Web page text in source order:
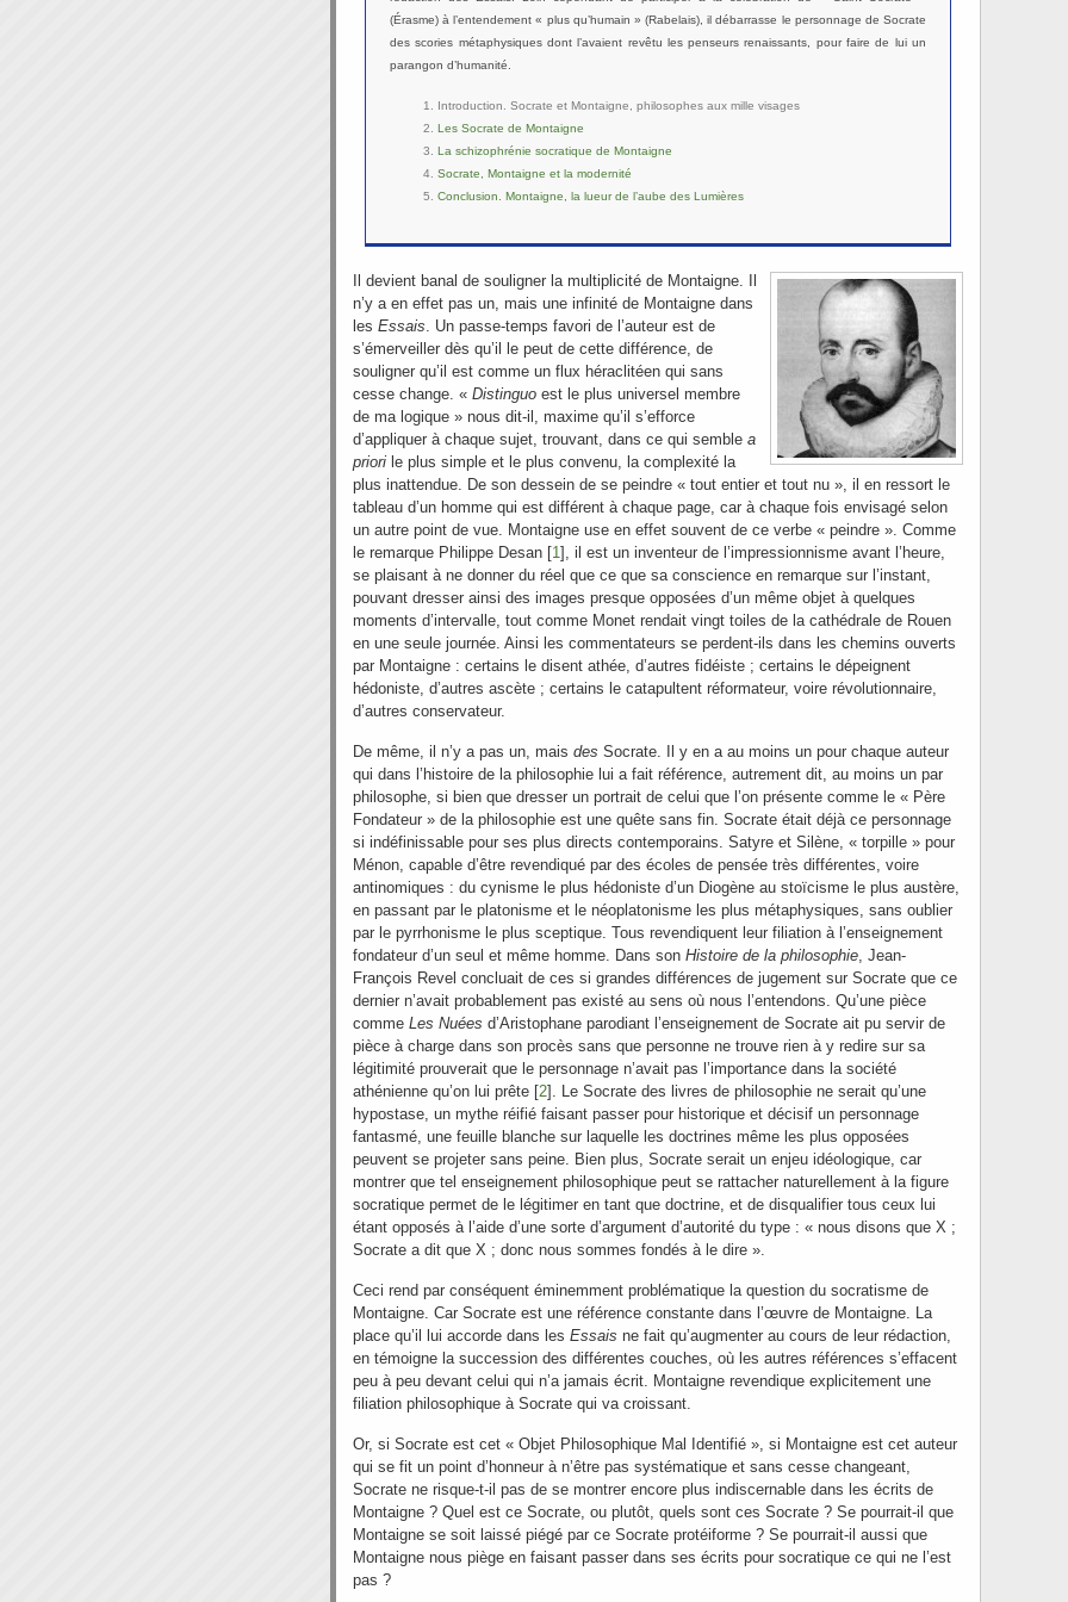
(Érasme) à l’entendement « plus qu’humain » (Rabelais), il débarrasse le personnage de Socrate
des scories métaphysiques dont l’avaient revêtu les penseurs renaissants, pour faire de lui un
parangon d’humanité.
Introduction. Socrate et Montaigne, philosophes aux mille visages
Les Socrate de Montaigne
La schizophrénie socratique de Montaigne
Socrate, Montaigne et la modernité
Conclusion. Montaigne, la lueur de l’aube des Lumières
Il devient banal de souligner la multiplicité de Montaigne. Il
n’y a en effet pas un, mais une infinité de Montaigne dans
les Essais. Un passe-temps favori de l’auteur est de
s’émerveiller dès qu’il le peut de cette différence, de
souligner qu’il est comme un flux héraclitéen qui sans
cesse change. « Distinguo est le plus universel membre
de ma logique » nous dit-il, maxime qu’il s’efforce
d’appliquer à chaque sujet, trouvant, dans ce qui semble a
priori le plus simple et le plus convenu, la complexité la
plus inattendue. De son dessein de se peindre « tout entier et tout nu », il en ressort le
tableau d’un homme qui est différent à chaque page, car à chaque fois envisagé selon
un autre point de vue. Montaigne use en effet souvent de ce verbe « peindre ». Comme
le remarque Philippe Desan [1], il est un inventeur de l’impressionnisme avant l’heure,
se plaisant à ne donner du réel que ce que sa conscience en remarque sur l’instant,
pouvant dresser ainsi des images presque opposées d’un même objet à quelques
moments d’intervalle, tout comme Monet rendait vingt toiles de la cathédrale de Rouen
en une seule journée. Ainsi les commentateurs se perdent-ils dans les chemins ouverts
par Montaigne : certains le disent athée, d’autres fidéiste ; certains le dépeignent
hédoniste, d’autres ascète ; certains le catapultent réformateur, voire révolutionnaire,
d’autres conservateur.
De même, il n’y a pas un, mais des Socrate. Il y en a au moins un pour chaque auteur
qui dans l’histoire de la philosophie lui a fait référence, autrement dit, au moins un par
philosophe, si bien que dresser un portrait de celui que l’on présente comme le « Père
Fondateur » de la philosophie est une quête sans fin. Socrate était déjà ce personnage
si indéfinissable pour ses plus directs contemporains. Satyre et Silène, « torpille » pour
Ménon, capable d’être revendiqué par des écoles de pensée très différentes, voire
antinomiques : du cynisme le plus hédoniste d’un Diogène au stoïcisme le plus austère,
en passant par le platonisme et le néoplatonisme les plus métaphysiques, sans oublier
par le pyrrhonisme le plus sceptique. Tous revendiquent leur filiation à l’enseignement
fondateur d’un seul et même homme. Dans son Histoire de la philosophie, Jean-
François Revel concluait de ces si grandes différences de jugement sur Socrate que ce
dernier n’avait probablement pas existé au sens où nous l’entendons. Qu’une pièce
comme Les Nuées d’Aristophane parodiant l’enseignement de Socrate ait pu servir de
pièce à charge dans son procès sans que personne ne trouve rien à y redire sur sa
légitimité prouverait que le personnage n’avait pas l’importance dans la société
athénienne qu’on lui prête [2]. Le Socrate des livres de philosophie ne serait qu’une
hypostase, un mythe réifié faisant passer pour historique et décisif un personnage
fantasmé, une feuille blanche sur laquelle les doctrines même les plus opposées
peuvent se projeter sans peine. Bien plus, Socrate serait un enjeu idéologique, car
montrer que tel enseignement philosophique peut se rattacher naturellement à la figure
socratique permet de le légitimer en tant que doctrine, et de disqualifier tous ceux lui
étant opposés à l’aide d’une sorte d’argument d’autorité du type : « nous disons que X ;
Socrate a dit que X ; donc nous sommes fondés à le dire ».
Ceci rend par conséquent éminemment problématique la question du socratisme de
Montaigne. Car Socrate est une référence constante dans l’œuvre de Montaigne. La
place qu’il lui accorde dans les Essais ne fait qu’augmenter au cours de leur rédaction,
en témoigne la succession des différentes couches, où les autres références s’effacent
peu à peu devant celui qui n’a jamais écrit. Montaigne revendique explicitement une
filiation philosophique à Socrate qui va croissant.
Or, si Socrate est cet « Objet Philosophique Mal Identifié », si Montaigne est cet auteur
qui se fit un point d’honneur à n’être pas systématique et sans cesse changeant,
Socrate ne risque-t-il pas de se montrer encore plus indiscernable dans les écrits de
Montaigne ? Quel est ce Socrate, ou plutôt, quels sont ces Socrate ? Se pourrait-il que
Montaigne se soit laissé piégé par ce Socrate protéiforme ? Se pourrait-il aussi que
Montaigne nous piège en faisant passer dans ses écrits pour socratique ce qui ne l’est
pas ?